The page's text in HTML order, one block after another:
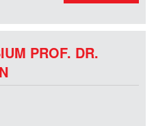
PROF. DR.